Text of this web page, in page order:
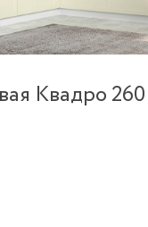
Квадро